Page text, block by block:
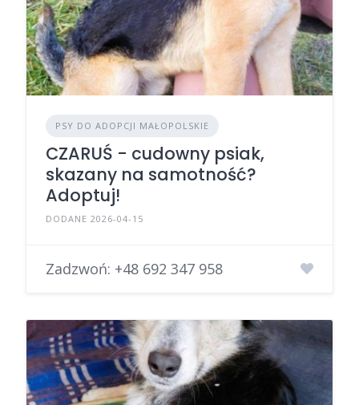
PSY DO ADOPCJI MAŁOPOLSKIE
CZARUŚ - cudowny psiak,
skazany na samotność?
Adoptuj!
DODANE 2026-04-15
Zadzwoń: +48 692 347 958